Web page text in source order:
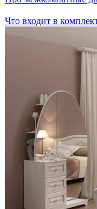
Что входит в